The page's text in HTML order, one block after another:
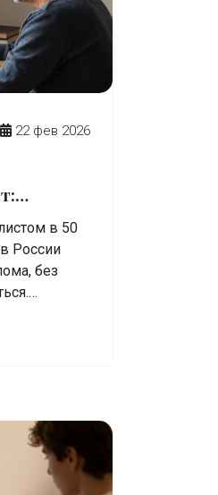
22 фев 2026
для
в 50
России
без